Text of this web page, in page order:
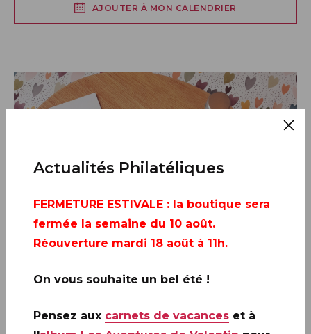
AJOUTER À MON CALENDRIER
Actualités Philatéliques
FERMETURE ESTIVALE : la boutique sera
fermée la semaine du 10 août.
Réouverture mardi 18 août à 11h.
On vous souhaite un bel été !
Pensez aux carnets de vacances et à